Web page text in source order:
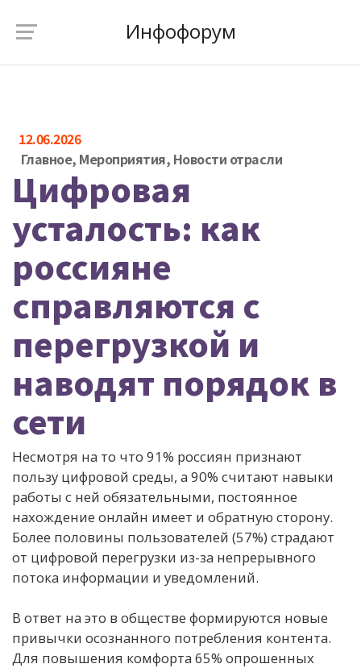
Инфофорум
12.06.2026
Главное, Мероприятия, Новости отрасли
Цифровая
усталость: как
россияне
справляются с
перегрузкой и
наводят порядок в
сети
Несмотря на то что 91% россиян признают
пользу цифровой среды, а 90% считают навыки
работы с ней обязательными, постоянное
нахождение онлайн имеет и обратную сторону.
Более половины пользователей (57%) страдают
от цифровой перегрузки из-за непрерывного
потока информации и уведомлений.
В ответ на это в обществе формируются новые
привычки осознанного потребления контента.
Для повышения комфорта 65% опрошенных